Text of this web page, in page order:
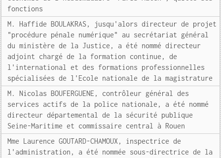
fonctions
M. Haffide BOULAKRAS, jusqu'alors directeur de projet
"procédure pénale numérique" au secrétariat général
du ministère de la Justice, a été nommé directeur
adjoint chargé de la formation continue, de
l'international et des formations professionnelles
spécialisées de l'Ecole nationale de la magistrature
M. Nicolas BOUFERGUENE, contrôleur général des
services actifs de la police nationale, a été nommé
directeur départemental de la sécurité publique
Seine-Maritime et commissaire central à Rouen
Mme Laurence GOUTARD-CHAMOUX, inspectrice de
l'administration, a été nommée sous-directrice de la